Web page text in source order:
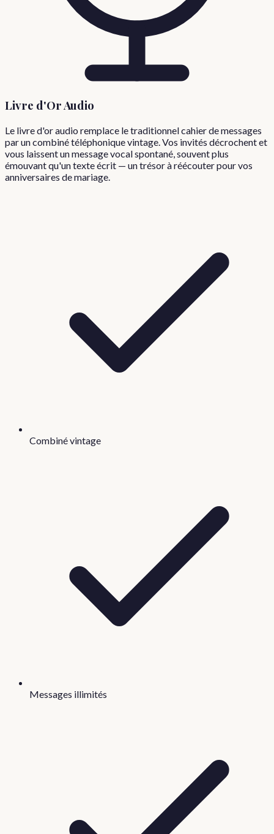
Livre d'Or Audio
Le livre d'or audio remplace le traditionnel cahier de messages
par un combiné téléphonique vintage. Vos invités décrochent et
vous laissent un message vocal spontané, souvent plus
émouvant qu'un texte écrit — un trésor à réécouter pour vos
anniversaires de mariage.
Combiné vintage
Messages illimités